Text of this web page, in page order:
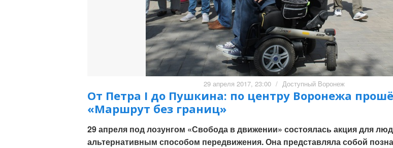
29 апреля 2017, 23:00 / Доступный Воронеж
От Петра I до Пушкина: по центру Воронежа
«Маршрут без границ»
29 апреля под лозунгом «Свобода в движении» состоялась акция для
альтернативным способом передвижения. Она представляла собой